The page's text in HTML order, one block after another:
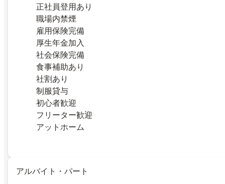
正社員登用あり
職場内禁煙
雇用保険完備
厚生年金加入
社会保険完備
食事補助あり
社割あり
制服貸与
初心者歓迎
フリーター歓迎
アットホーム
アルバイト・パート